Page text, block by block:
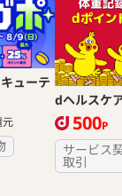
ューテ
元
dヘルスケ
500P
サービス
取引